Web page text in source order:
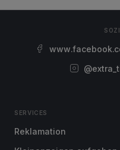
SERVICES
Reklamation